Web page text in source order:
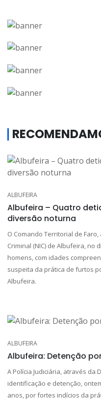
ALBUFEIRA
Albufeira – Quatro
diversão noturna
O Comando Territorial de
Criminal (NIC) de Albufeira, no
homens, com idades
suspeita da prática de furtos
Albufeira.
ALBUFEIRA
Albufeira: Detenção
A Polícia Judiciária, através da
identificação e detenção,
anos, por fortes indícios da